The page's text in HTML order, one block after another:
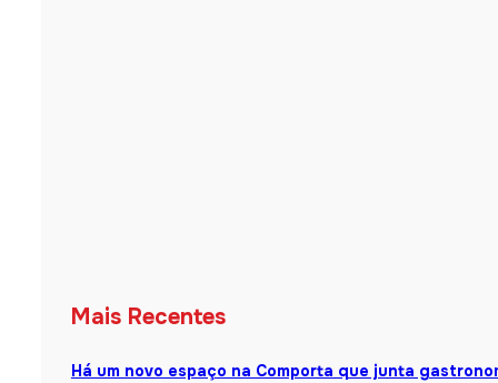
Mais Recentes
Há um novo espaço na Comporta que junta